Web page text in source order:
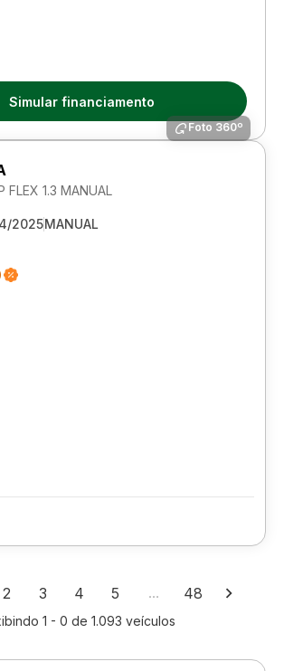
Simular financiamento
Foto 360º
FLEX 1.3 MANUAL
2025MANUAL
2 3 4 5 … 48
1 - 0 de 1.093 veículos